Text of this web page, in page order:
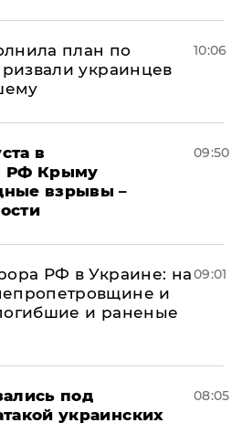
план по
украинцев
10:06
в
РФ Крыму
взрывы –
09:50
РФ в Украине: на
и
и раненые
09:01
под
украинских
08:05